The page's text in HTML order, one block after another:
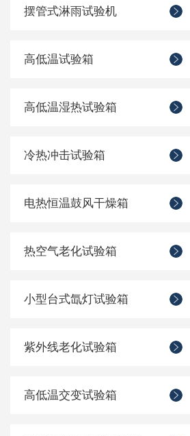
摆管式淋雨试验机
高低温试验箱
高低温湿热试验箱
冷热冲击试验箱
电热恒温鼓风干燥箱
热空气老化试验箱
小型台式氙灯试验箱
紫外线老化试验箱
高低温交变试验箱